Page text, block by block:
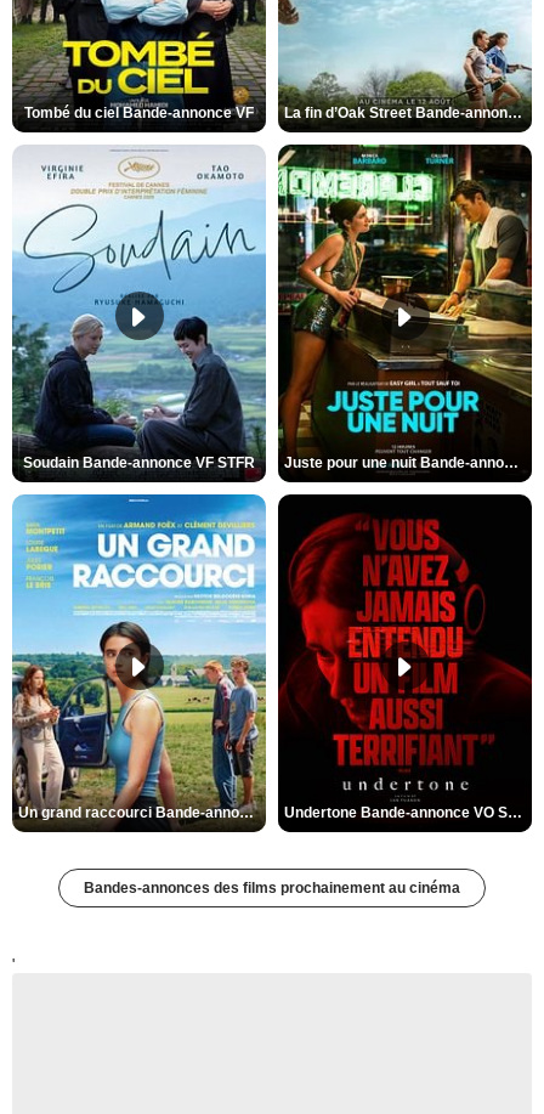
Tombé du ciel Bande-annonce VF La fin d’Oak Street Bande-annonce VO STFR
Soudain Bande-annonce VF STFR Juste pour une nuit Bande-annonce VO STFR
Un grand raccourci Bande-annonce VF Undertone Bande-annonce VO STFR
Bandes-annonces des films prochainement au cinéma
'